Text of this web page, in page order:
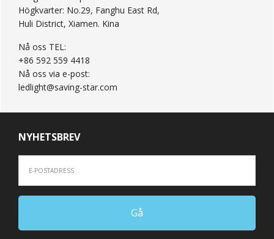
Högkvarter: No.29, Fanghu East Rd,
Huli District, Xiamen. Kina
Nå oss TEL:
+86 592 559 4418
Nå oss via e-post:
ledlight@saving-star.com
NYHETSBREV